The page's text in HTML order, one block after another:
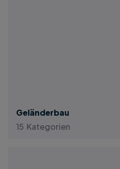
Geländerbau
15 Kategorien